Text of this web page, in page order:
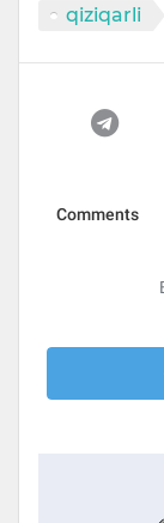
qiziqarli